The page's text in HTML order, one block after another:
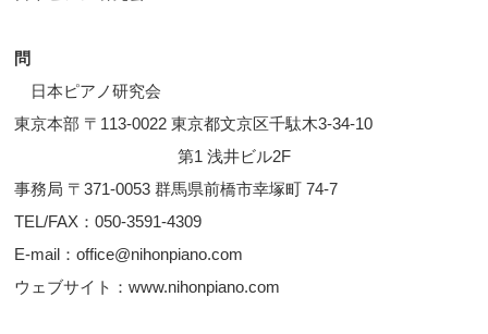
問
日本ピアノ研究会
東京本部 〒113-0022 東京都文京区千駄木3-34-10
第1 浅井ビル2F
事務局 〒371-0053 群馬県前橋市幸塚町 74-7
TEL/FAX：050-3591-4309
E-mail：office@nihonpiano.com
ウェブサイト：www.nihonpiano.com